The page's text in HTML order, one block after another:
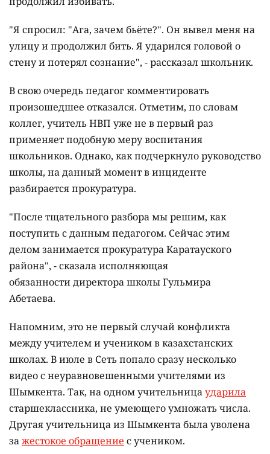
"Я спросил: "Ага, зачем бьёте?". Он вывел меня на
улицу и продолжил бить. Я ударился головой о
стену и потерял сознание", - рассказал школьник.
В свою очередь педагог комментировать
произошедшее отказался. Отметим, по словам
коллег, учитель НВП уже не в первый раз
применяет подобную меру воспитания
школьников. Однако, как подчеркнуло руководство
школы, на данный момент в инциденте
разбирается прокуратура.
"После тщательного разбора мы решим, как
поступить с данным педагогом. Сейчас этим
делом занимается прокуратура Каратауского
района", - сказала исполняющая
обязанности директора школы Гульмира
Абетаева.
Напомним, это не первый случай конфликта
между учителем и учеником в казахстанских
школах. В июле в Сеть попало сразу несколько
видео с неуравновешенными учителями из
Шымкента. Так, на одном учительницаударила
старшеклассника, не умеющего умножать числа.
Другая учительница из Шымкента была уволена
зажестокое обращение с учеником.